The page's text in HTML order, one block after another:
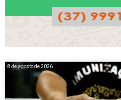
8 de agosto de 2026